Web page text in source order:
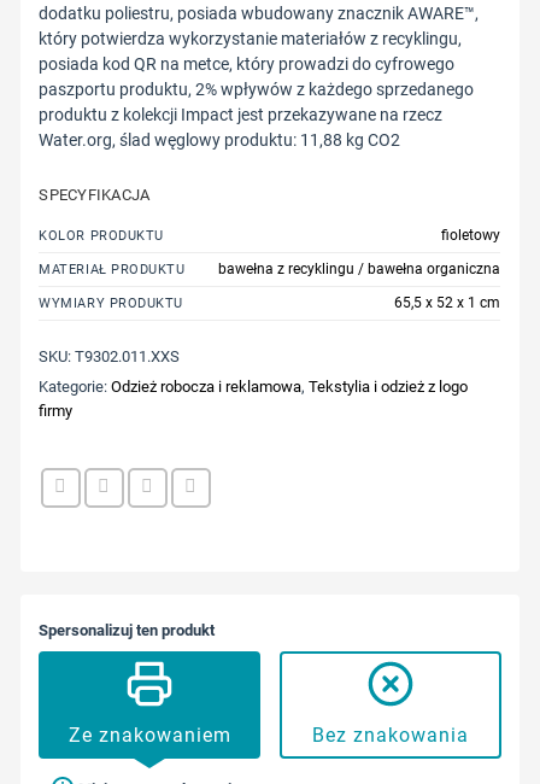
dodatku poliestru, posiada wbudowany znacznik AWARE™,
który potwierdza wykorzystanie materiałów z recyklingu,
posiada kod QR na metce, który prowadzi do cyfrowego
paszportu produktu, 2% wpływów z każdego sprzedanego
produktu z kolekcji Impact jest przekazywane na rzecz
Water.org, ślad węglowy produktu: 11,88 kg CO2
SPECYFIKACJA
KOLOR PRODUKTU fioletowy
MATERIAŁ PRODUKTU bawełna z recyklingu / bawełna organiczna
WYMIARY PRODUKTU 65,5 x 52 x 1 cm
SKU:T9302.011.XXS
Kategorie:Odzież robocza i reklamowa,Tekstylia i odzież z logo
firmy
Spersonalizuj ten produkt
Ze znakowaniem Bez znakowania